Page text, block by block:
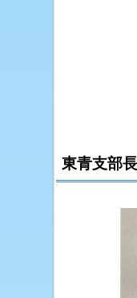
東青支部